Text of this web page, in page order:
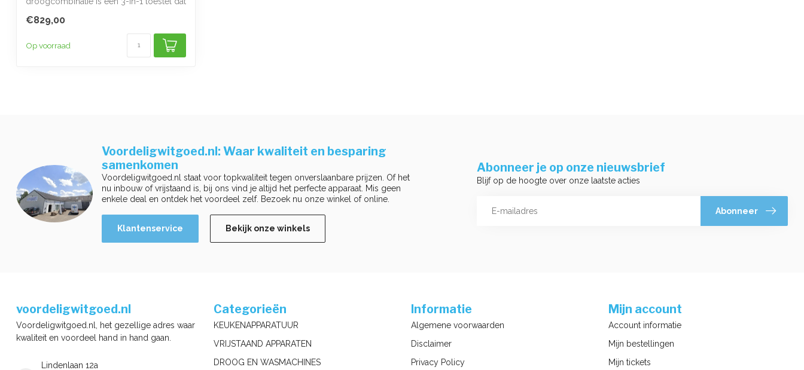
€829,00
Op voorraad
Voordeligwitgoed.nl: Waar kwaliteit en besparing
samenkomen
Voordeligwitgoed.nl staat voor topkwaliteit tegen onverslaanbare prijzen. Of het
nu inbouw of vrijstaand is, bij ons vind je altijd het perfecte apparaat. Mis geen
enkele deal en ontdek het voordeel zelf. Bezoek nu onze winkel of online.
Klantenservice Bekijk onze winkels
Abonneer je op onze nieuwsbrief
Blijf op de hoogte over onze laatste acties
Abonneer
voordeligwitgoed.nl
Voordeligwitgoed.nl, het gezellige adres waar
kwaliteit en voordeel hand in hand gaan.
Lindenlaan 12a
Categorieën
KEUKENAPPARATUUR
VRIJSTAAND APPARATEN
DROOG EN WASMACHINES
Informatie
Algemene voorwaarden
Disclaimer
Privacy Policy
Mijn account
Account informatie
Mijn bestellingen
Mijn tickets